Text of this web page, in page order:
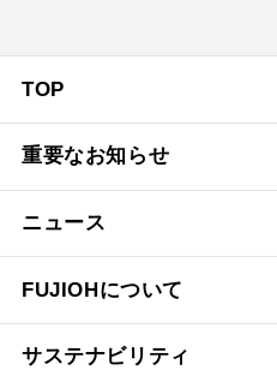
TOP
重要なお知らせ
ニュース
FUJIOHについて
サステナビリティ